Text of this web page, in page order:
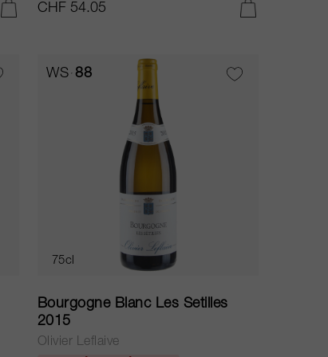
CHF 54.05
WS 88
75cl
Bourgogne Blanc Les Setilles
2015
Olivier Leflaive